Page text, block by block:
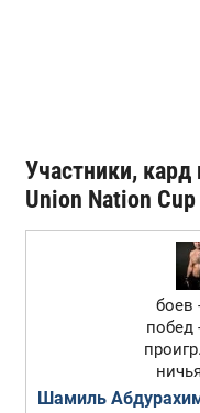
Участники, кард
Union Nation
боев
побед
Шамиль